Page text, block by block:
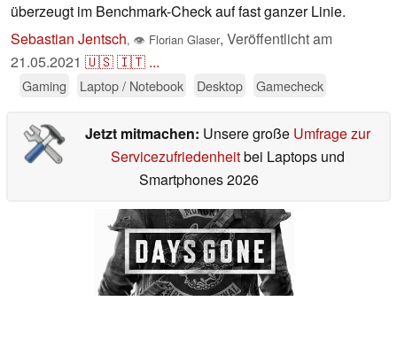
überzeugt im Benchmark-Check auf fast ganzer Linie.
Sebastian Jentsch, 👁 Florian Glaser, Veröffentlicht am
21.05.2021 🇺🇸🇮🇹 ...
Gaming Laptop / Notebook Desktop Gamecheck
Jetzt mitmachen: Unsere große Umfrage zur
Servicezufriedenheitbei Laptops und
Smartphones 2026